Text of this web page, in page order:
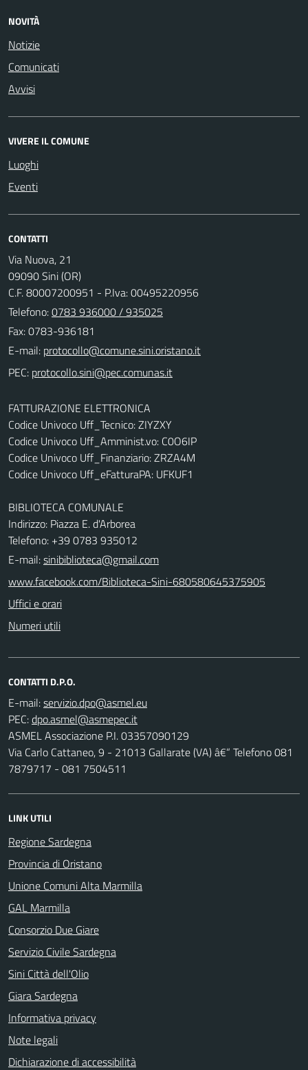
NOVITÀ
Notizie
Comunicati
Avvisi
VIVERE IL COMUNE
Luoghi
Eventi
CONTATTI
Via Nuova, 21
09090 Sini (OR)
C.F. 80007200951 - P.Iva: 00495220956
Telefono:0783 936000 / 935025
Fax: 0783-936181
E-mail:
PEC:
FATTURAZIONE ELETTRONICA
Codice Univoco Uff_Tecnico: ZIYZXY
Codice Univoco Uff_Amminist.vo: C0O6IP
Codice Univoco Uff_Finanziario: ZRZA4M
Codice Univoco Uff_eFatturaPA: UFKUF1
BIBLIOTECA COMUNALE
Indirizzo: Piazza E. d'Arborea
Telefono: +39 0783 935012
E-mail:sinibiblioteca@gmail.com
www.facebook.com/Biblioteca-Sini-680580645375905
Uffici e orari
Numeri utili
CONTATTI D.P.O.
E-mail:
PEC:
ASMEL Associazione P.I. 03357090129
Via Carlo Cattaneo, 9 - 21013 Gallarate (VA) â€“ Telefono 081
7879717 - 081 7504511
LINK UTILI
Regione Sardegna
Provincia di Oristano
Unione Comuni Alta Marmilla
GAL Marmilla
Consorzio Due Giare
Servizio Civile Sardegna
Sini Città dell'Olio
Giara Sardegna
Informativa privacy
Note legali
Dichiarazione di accessibilità